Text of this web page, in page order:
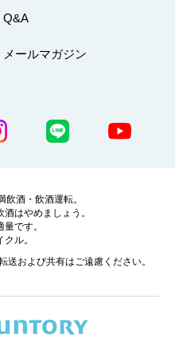
Q&A
メールマガジン
飲酒・飲酒運転。
はやめましょう。
です。
ル。
送および共有はご遠慮ください。